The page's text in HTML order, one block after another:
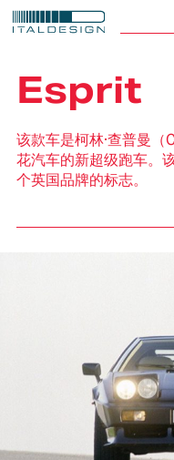
Esprit
该款车是柯林·查普曼
花汽车的新超级跑车。
个英国品牌的标志。